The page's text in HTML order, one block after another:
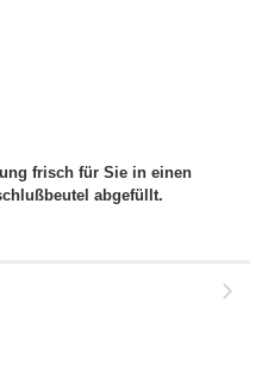
frisch für Sie in einen
abgefüllt.